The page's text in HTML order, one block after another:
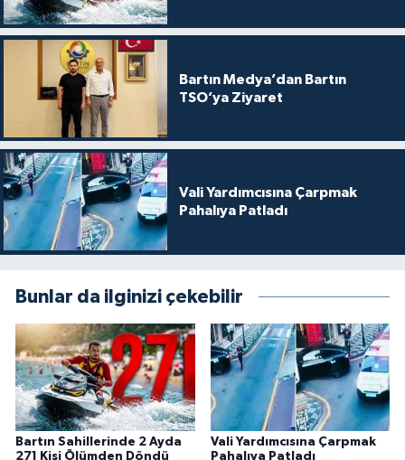
Bartın Medya’dan Bartın
TSO’ya Ziyaret
Vali Yardımcısına Çarpmak
Pahalıya Patladı
Bunlar da ilginizi çekebilir
Bartın Sahillerinde 2 Ayda
271 Kişi Ölümden Döndü
Vali Yardımcısına Çarpmak
Pahalıya Patladı